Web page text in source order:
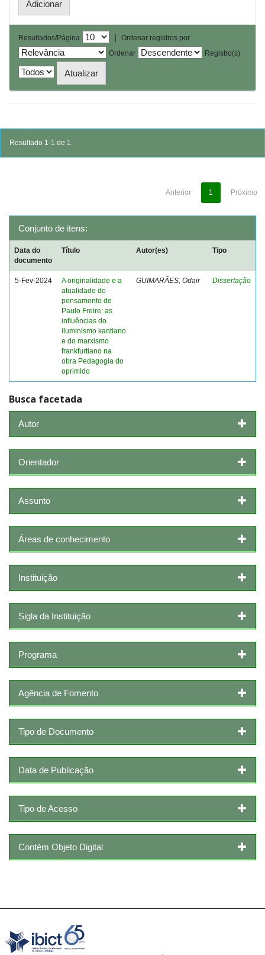
Resultados/Página |
Ordenar registros por
Ordenar
Registro(s)
Resultado 1-1 de 1.
Anterior 1 Próximo
Conjunto de itens:
Data do
documento
Título Autor(es) Tipo
5-Fev-2024
A originalidade e a
atualidade do
pensamento de
Paulo Freire: as
influências do
iluminismo kantiano
e do marxismo
frankfurtiano na
obra Pedagogia do
oprimido
GUIMARÃES, Odair Dissertação
Busca facetada
Autor
Orientador
Assunto
Áreas de conhecimento
Instituição
Sigla da Instituição
Programa
Agência de Fomento
Tipo de Documento
Data de Publicação
Tipo de Acesso
Contém Objeto Digital